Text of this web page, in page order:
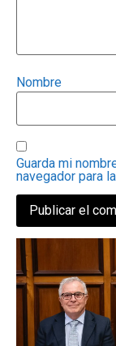
Nombre
Guarda mi
navegador para